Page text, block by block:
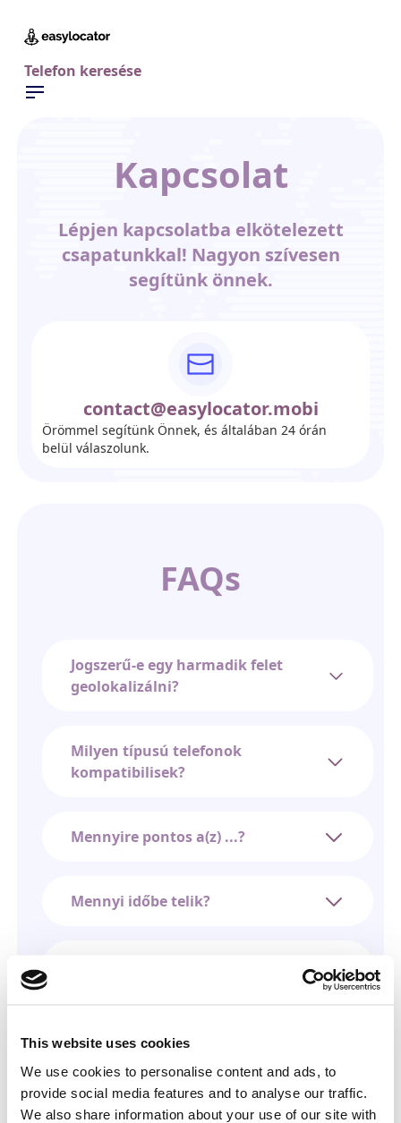
This website uses cookies
We use cookies to personalise content and ads, to
provide social media features and to analyse our traffic.
We also share information about your use of our site with
Telefon keresése
Kapcsolat
Lépjen kapcsolatba elkötelezett
csapatunkkal! Nagyon szívesen
segítünk önnek.
contact@easylocator.mobi
Örömmel segítünk Önnek, és általában 24 órán
belül válaszolunk.
FAQs
Jogszerű-e egy harmadik felet
geolokalizálni?
Milyen típusú telefonok
kompatibilisek?
Mennyire pontos a(z) ...?
Mennyi időbe telik?
Mennyibe kerül a mobiltelefon
geolokációja?